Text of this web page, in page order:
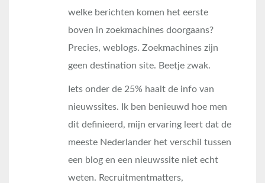
welke berichten komen het eerste
boven in zoekmachines doorgaans?
Precies, weblogs. Zoekmachines zijn
geen destination site. Beetje zwak.
Iets onder de 25% haalt de info van
nieuwssites. Ik ben benieuwd hoe men
dit definieerd, mijn ervaring leert dat de
meeste Nederlander het verschil tussen
een blog en een nieuwssite niet echt
weten. Recruitmentmatters,